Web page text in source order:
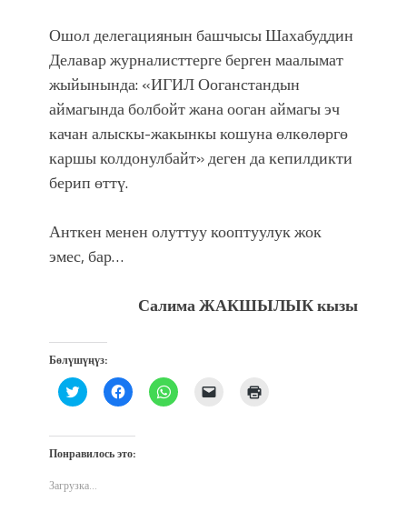
Ошол делегациянын башчысы Шахабуддин
Делавар журналисттерге берген маалымат
жыйынында: «ИГИЛ Ооганстандын
аймагында болбойт жана ооган аймагы эч
качан алыскы-жакынкы кошуна өлкөлөргө
каршы колдонулбайт» деген да кепилдикти
берип өттү.
Анткен менен олуттуу кооптуулук жок
эмес, бар…
Салима ЖАКШЫЛЫК кызы
Бөлүшүңүз:
Нажмите,
чтобы
Twitter
(Открывается
в
окне)
Нажмите,
чтобы
Facebook
(Открывается
в
Нажмите,
чтобы
Послать
ссылку
Понравилось это:
Загрузка...